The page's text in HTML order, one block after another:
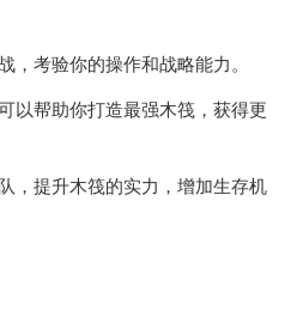
，考验你的操作和战略能力。
以帮助你打造最强木筏，获得更
，提升木筏的实力，增加生存机